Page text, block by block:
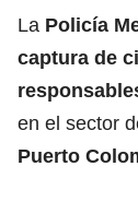
La Policía
captura de
en el sector
Puerto